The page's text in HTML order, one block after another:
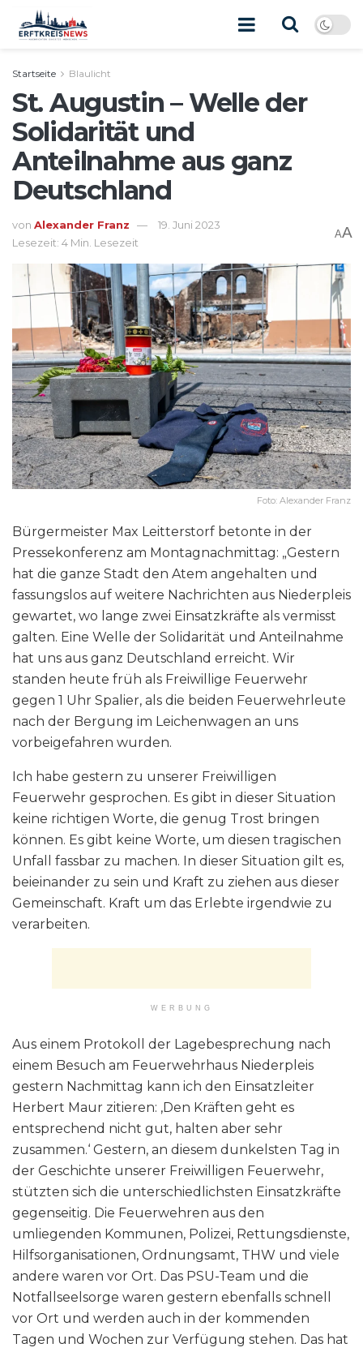
Startseite Blaulicht
St. Augustin – Welle der
Solidarität und
Anteilnahme aus ganz
Deutschland
von Alexander Franz
19. Juni 2023
Lesezeit: 4 Min. Lesezeit
AA
Foto: Alexander Franz
Bürgermeister Max Leitterstorf betonte in der
Pressekonferenz am Montagnachmittag: „Gestern
hat die ganze Stadt den Atem angehalten und
fassungslos auf weitere Nachrichten aus Niederpleis
gewartet, wo lange zwei Einsatzkräfte als vermisst
galten. Eine Welle der Solidarität und Anteilnahme
hat uns aus ganz Deutschland erreicht. Wir
standen heute früh als Freiwillige Feuerwehr
gegen 1 Uhr Spalier, als die beiden Feuerwehrleute
nach der Bergung im Leichenwagen an uns
vorbeigefahren wurden.
Ich habe gestern zu unserer Freiwilligen
Feuerwehr gesprochen. Es gibt in dieser Situation
keine richtigen Worte, die genug Trost bringen
können. Es gibt keine Worte, um diesen tragischen
Unfall fassbar zu machen. In dieser Situation gilt es,
beieinander zu sein und Kraft zu ziehen aus dieser
Gemeinschaft. Kraft um das Erlebte irgendwie zu
verarbeiten.
WERBUNG
Aus einem Protokoll der Lagebesprechung nach
einem Besuch am Feuerwehrhaus Niederpleis
gestern Nachmittag kann ich den Einsatzleiter
Herbert Maur zitieren: ,Den Kräften geht es
entsprechend nicht gut, halten aber sehr
zusammen.‘ Gestern, an diesem dunkelsten Tag in
der Geschichte unserer Freiwilligen Feuerwehr,
stützten sich die unterschiedlichsten Einsatzkräfte
gegenseitig. Die Feuerwehren aus den
umliegenden Kommunen, Polizei, Rettungsdienste,
Hilfsorganisationen, Ordnungsamt, THW und viele
andere waren vor Ort. Das PSU-Team und die
Notfallseelsorge waren gestern ebenfalls schnell
vor Ort und werden auch in der kommenden
Tagen und Wochen zur Verfügung stehen. Das hat